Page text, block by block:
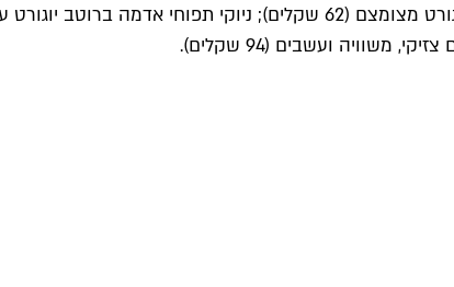
בסיס תפריט חלבי כשר, בו תמצאו פסטות טריות דוגמת פיצ׳י עם פטריות צלויות, שמן עשבים, תרד ויוגורט